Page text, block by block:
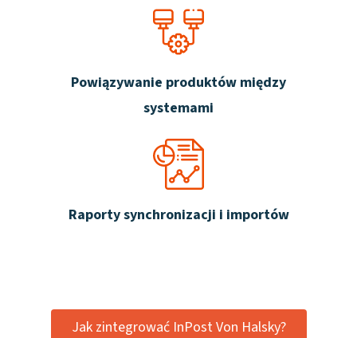
Powiązywanie produktów między
systemami
Raporty synchronizacji i importów
Jak zintegrować InPost Von Halsky?